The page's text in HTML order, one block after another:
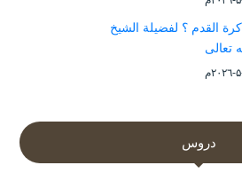
القدم ؟ لفضيلة الشيخ
تعالى
دروس